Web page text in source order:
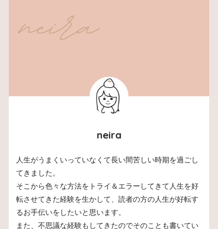
neira
人生がうまくいっていなくて長い間苦しい時期を過ごし
てきました。
そこから色々な方法をトライ＆エラーしてきて人生を好
転させてきた経験を生かして、読者の方の人生が好転す
るお手伝いをしたいと思います。
また、不思議な経験もしてきたのでそのことも書いてい